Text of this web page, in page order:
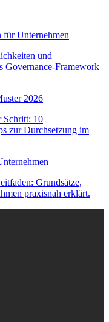
für Unternehmen
und
Framework
2026
Schritt: 10
zur Durchsetzung im
Grundsätze,
praxisnah erklärt.